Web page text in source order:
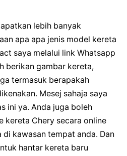
lebih banyak
apa apa jenis model kereta
saya melalui link Whatsapp
berikan gambar kereta,
termasuk berapakah
Mesej sahaja saya
ini ya. Anda juga boleh
kereta Chery secara online
di kawasan tempat anda. Dan
hantar kereta baru